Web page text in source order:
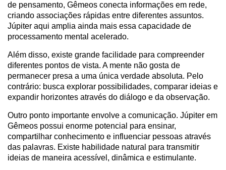
de pensamento, Gêmeos conecta informações em rede,
criando associações rápidas entre diferentes assuntos.
Júpiter aqui amplia ainda mais essa capacidade de
processamento mental acelerado.
Além disso, existe grande facilidade para compreender
diferentes pontos de vista. A mente não gosta de
permanecer presa a uma única verdade absoluta. Pelo
contrário: busca explorar possibilidades, comparar ideias e
expandir horizontes através do diálogo e da observação.
Outro ponto importante envolve a comunicação. Júpiter em
Gêmeos possui enorme potencial para ensinar,
compartilhar conhecimento e influenciar pessoas através
das palavras. Existe habilidade natural para transmitir
ideias de maneira acessível, dinâmica e estimulante.